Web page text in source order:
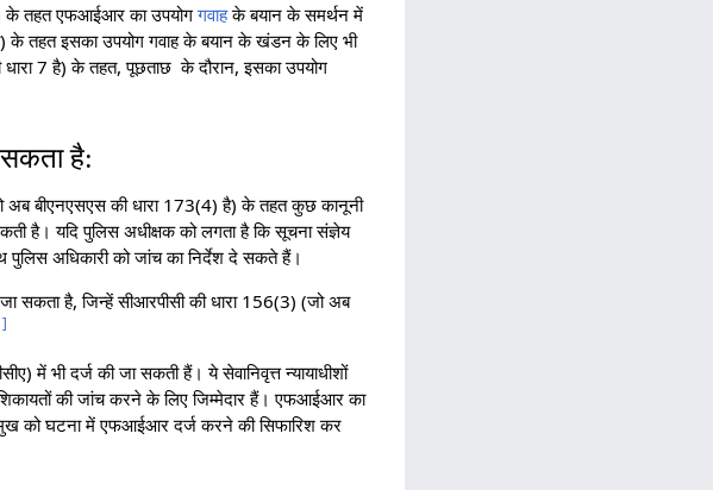
है) के तहत एफआईआर का उपयोगगवाहके बयान के समर्थन में
के तहत इसका उपयोग गवाह के बयान के खंडन के लिए भी
धारा 7 है) के तहत, पूछताछ के दौरान, इसका उपयोग
है:
अब बीएनएसएस की धारा 173(4) है) के तहत कुछ कानूनी
है। यदि पुलिस अधीक्षक को लगता है कि सूचना संज्ञेय
अधिकारी को जांच का निर्देश दे सकते हैं।
सकता है, जिन्हें सीआरपीसी की धारा 156(3) (जो अब
]
में भी दर्ज की जा सकती हैं। ये सेवानिवृत्त न्यायाधीशों
की जांच करने के लिए जिम्मेदार हैं। एफआईआर का
को घटना में एफआईआर दर्ज करने की सिफारिश कर